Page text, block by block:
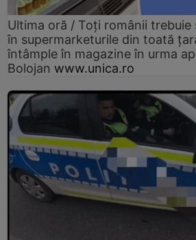
Ultima oră / Toți românii trebuie
în supermarketurile din toată
întâmple în magazine în urma
Bolojan www.unica.ro